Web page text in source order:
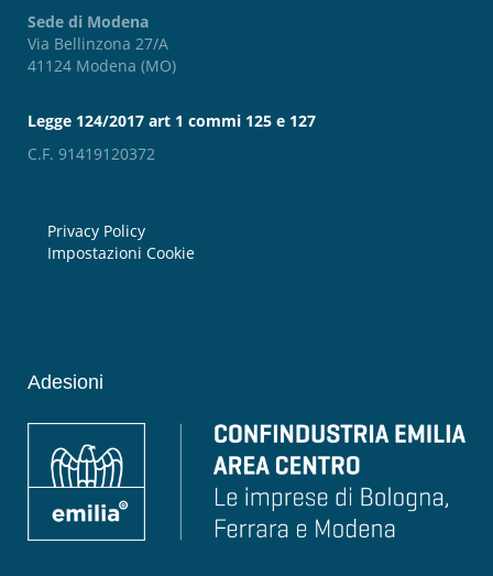
Sede di Modena
Via Bellinzona 27/A
41124 Modena (MO)
Legge 124/2017 art 1 commi 125 e 127
C.F. 91419120372
Privacy Policy
Impostazioni Cookie
Adesioni